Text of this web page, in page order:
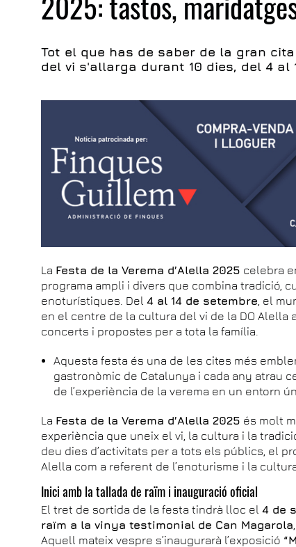
Tot el que has de saber de la gran
del vi s'allarga durant 10 dies, del 4 al
La Festa de la Verema d’Alella 2025 celebra
programa ampli i divers que combina tradició,
enoturístiques. Del4 al 14 de setembre , el
en el centre de la cultura del vi de la DO Alella
concerts i propostes per a tota la família.
Aquesta festa és una de les cites més
gastronòmic de Catalunya i cada any atrau
de l’experiència de la verema en un entorn
La Festa de la Verema d’Alella 2025 és molt
experiència que uneix el vi, la cultura i la
deu dies d’activitats per a tots els públics, el
Alella com a referent de l’enoturisme i la
Inici amb la tallada de raïm i inauguració oficial
El tret de sortida de la festa tindrà lloc el4 de
raïm a la vinya testimonial de Can Magarola
Aquell mateix vespre s’inaugurarà l’exposició